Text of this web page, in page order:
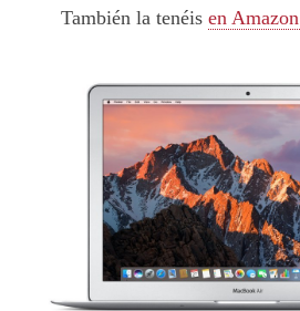
También la tenéis en